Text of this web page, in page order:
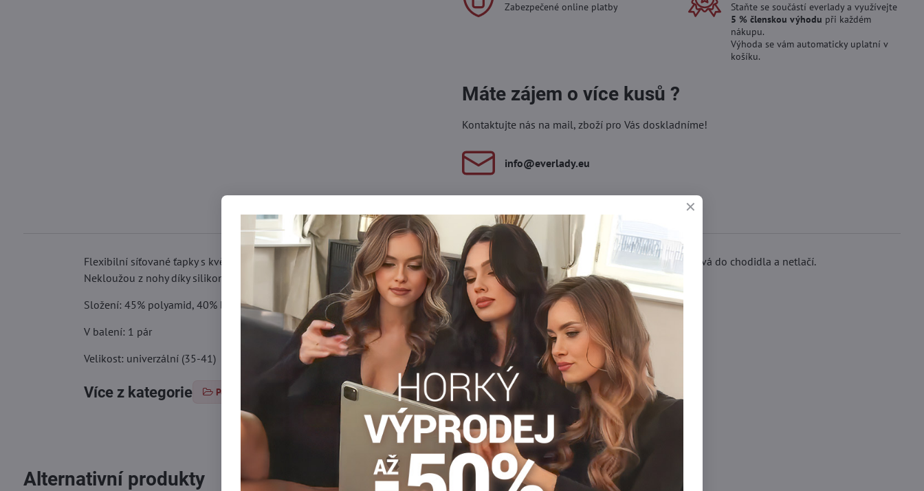
Zabezpečené online platby
Staňte se součástí everlady a využívejte
5 % členskou výhodu při každém
nákupu.
Výhoda se vám automaticky uplatní v
košíku.
Máte zájem o více kusů ?
Kontaktujte nás na mail, zboží pro Vás doskladníme!
info​@everlady​.eu
Popis Recenze 0 Diskuse 0
Flexibilní síťované ťapky s květinovým vzorem. Jsou ukončeny hladce, což poskytuje dodatečný komfort nošení – úprava se nezařezává do chodidla a netlačí.
Nekloužou z nohy díky silikonu na bocích a patě. Zabraňují odírání. Hladký, bavlněný spodek zaručí příjemné nošení po celý den.
Složení: 45% polyamid, 40% bavlna, 15% elastan
V balení: 1 pár
Velikost: univerzální (35-41)
Více z kategorie Ponožky Dámské ťapky Dámske ťapky
FacebookTwitterBluesky PinterestRedditLinkedInWhatsApp
E-
mail
Alternativní produkty